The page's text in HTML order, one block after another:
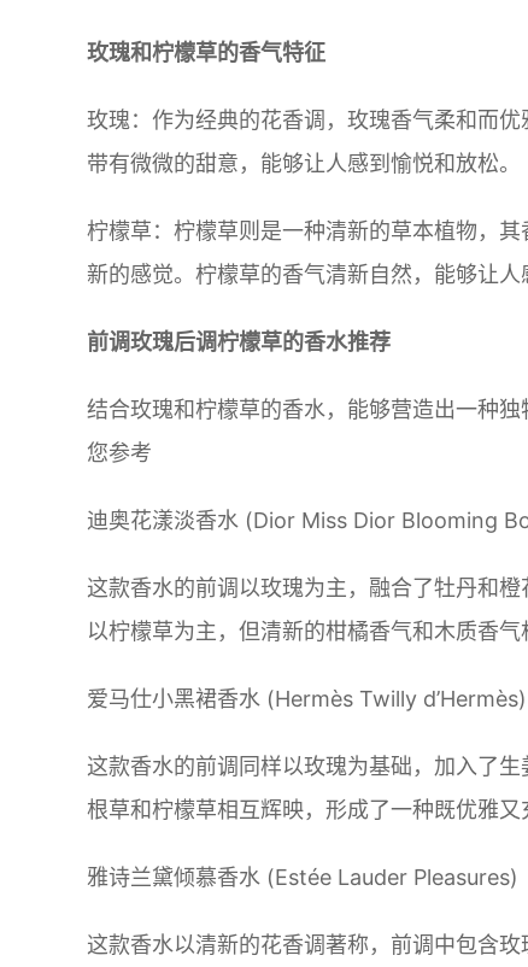
玫瑰和柠檬草的香气特征
玫瑰：作为经典的花香调，玫瑰香气柔和而
带有微微的甜意，能够让人感到愉悦和放松。
柠檬草：柠檬草则是一种清新的草本植物，
新的感觉。柠檬草的香气清新自然，能够让人
前调玫瑰后调柠檬草的香水推荐
结合玫瑰和柠檬草的香水，能够营造出一种
您参考
迪奥花漾淡香水 (Dior Miss Dior Blooming
这款香水的前调以玫瑰为主，融合了牡丹和
以柠檬草为主，但清新的柑橘香气和木质香
爱马仕小黑裙香水 (Hermès Twilly d’Hermès)
这款香水的前调同样以玫瑰为基础，加入了
根草和柠檬草相互辉映，形成了一种既优雅又
雅诗兰黛倾慕香水 (Estée Lauder Pleasures)
这款香水以清新的花香调著称，前调中包含